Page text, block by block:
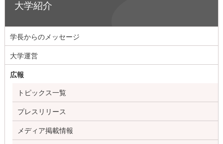
大学紹介
学長からのメッセージ
大学運営
広報
トピックス一覧
プレスリリース
メディア掲載情報